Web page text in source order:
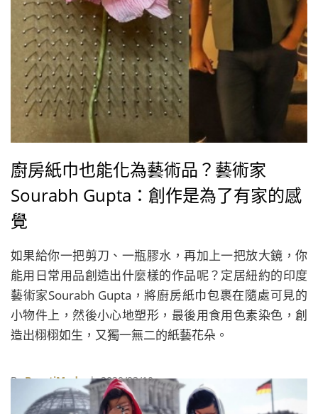
廚房紙巾也能化為藝術品？藝術家
Sourabh Gupta：創作是為了有家的感
覺
如果給你一把剪刀、一瓶膠水，再加上一把放大鏡，你
能用日常用品創造出什麼樣的作品呢？定居紐約的印度
藝術家Sourabh Gupta，將廚房紙巾包裹在隨處可見的
小物件上，然後小心地塑形，最後用食用色素染色，創
造出栩栩如生，又獨一無二的紙藝花朵。
ByBeautiMode| 2020/03/10